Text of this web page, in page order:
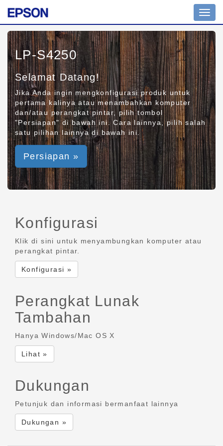
LP-S4250
Selamat Datang!
Jika Anda ingin mengkonfigurasi produk untuk
pertama kalinya atau menambahkan komputer
dan/atau perangkat pintar, pilih tombol
"Persiapan" di bawah ini. Cara lainnya, pilih salah
satu pilihan lainnya di bawah ini.
Persiapan »
Konfigurasi
Klik di sini untuk menyambungkan komputer atau
perangkat pintar.
Konfigurasi »
Perangkat Lunak
Tambahan
Hanya Windows/Mac OS X
Lihat »
Dukungan
Petunjuk dan informasi bermanfaat lainnya
Dukungan »